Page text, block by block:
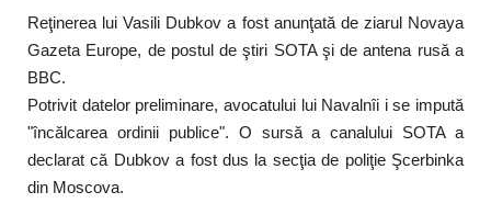
Reţinerea lui Vasili Dubkov a fost anunţată de ziarul Novaya
Gazeta Europe, de postul de ştiri SOTA şi de antena rusă a
BBC.
Potrivit datelor preliminare, avocatului lui Navalnîi i se impută
"încălcarea ordinii publice". O sursă a canalului SOTA a
declarat că Dubkov a fost dus la secţia de poliţie Şcerbinka
din Moscova.